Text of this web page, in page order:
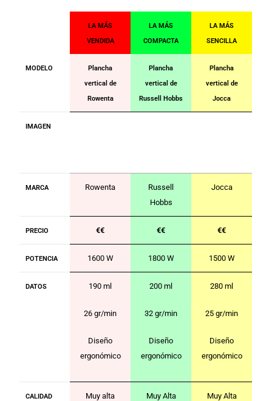
LA MÁS
VENDIDA
LA MÁS
COMPACTA
LA MÁS
SENCILLA
MODELO
Plancha
vertical de
Rowenta
Plancha
vertical de
Russell Hobbs
Plancha
vertical de
Jocca
IMAGEN
MARCA Rowenta
Russell
Hobbs
Jocca
PRECIO €€ €€ €€
POTENCIA 1600 W 1800 W 1500 W
DATOS 190 ml
26 gr/min
Diseño
ergonómico
200 ml
32 gr/min
Diseño
ergonómico
280 ml
25 gr/min
Diseño
ergonómico
CALIDAD Muy alta Muy Alta Muy Alta